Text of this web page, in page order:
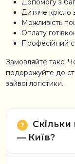
Допомогу з
Дитяче крісло
Можливість
Оплату
Професійний
Замовляйте таксі
подорожуйте до
зайвої логістики.
Скільки
— Київ?